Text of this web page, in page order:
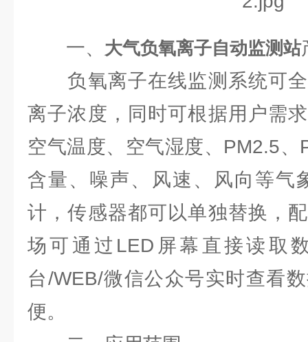
一、 大气负氧离子自动监测站
负氧离子在线监测系统可全
离子浓度，同时可根据用户需
空气温度、空气湿度、PM2.5
含量、噪声、风速、风向等气
计，传感器都可以单独替换，
场可通过LED屏幕直接读取
台/WEB/微信公众号实时查看
便。